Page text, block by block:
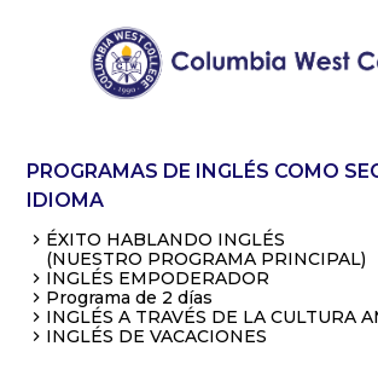
PROGRAMAS DE INGLÉS COMO
IDIOMA
ÉXITO HABLANDO INGLÉS
(NUESTRO PROGRAMA PRINCIPAL)
INGLÉS EMPODERADOR
Programa de 2 días
INGLÉS A TRAVÉS DE LA CULTURA
INGLÉS DE VACACIONES